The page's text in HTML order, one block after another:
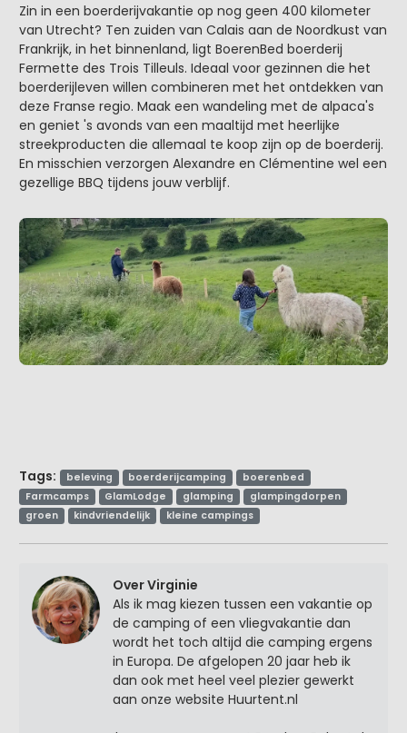
Zin in een boerderijvakantie op nog geen 400 kilometer
van Utrecht? Ten zuiden van Calais aan de Noordkust van
Frankrijk, in het binnenland, ligt BoerenBed boerderij
Fermette des Trois Tilleuls. Ideaal voor gezinnen die het
boerderijleven willen combineren met het ontdekken van
deze Franse regio. Maak een wandeling met de alpaca's
en geniet 's avonds van een maaltijd met heerlijke
streekproducten die allemaal te koop zijn op de boerderij.
En misschien verzorgen Alexandre en Clémentine wel een
gezellige BBQ tijdens jouw verblijf.
Tags: beleving boerderijcamping
boerenbed
Farmcamps
GlamLodge glamping
glampingdorpen
groen
kindvriendelijk kleine campings
Over Virginie
Als ik mag kiezen tussen een vakantie op
de camping of een vliegvakantie dan
wordt het toch altijd die camping ergens
in Europa. De afgelopen 20 jaar heb ik
dan ook met heel veel plezier gewerkt
aan onze website Huurtent.nl